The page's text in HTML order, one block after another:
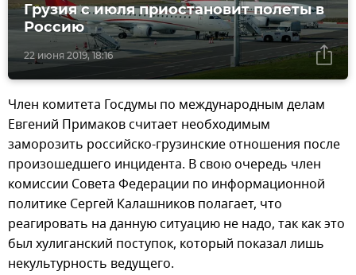
22 июня 2019, 18:16
Грузия с июля приостановит полеты в
Россию
Член комитета Госдумы по международным делам
Евгений Примаков считает необходимым
заморозить российско-грузинские отношения после
произошедшего инцидента. В свою очередь член
комиссии Совета Федерации по информационной
политике Сергей Калашников полагает, что
реагировать на данную ситуацию не надо, так как это
был хулиганский поступок, который показал лишь
некультурность ведущего.